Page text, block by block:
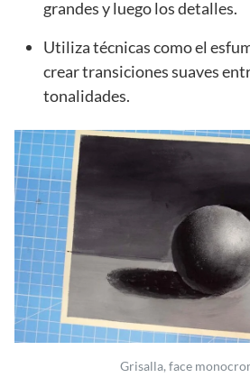
grandes y luego los detalles.
Utiliza técnicas como el
crear transiciones suaves
tonalidades.
Grisalla, face